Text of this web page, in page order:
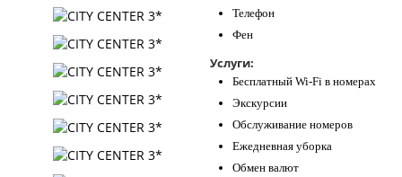
Телефон
Фен
Услуги:
Бесплатный Wi-Fi в номерах
Экскурсии
Обслуживание номеров
Ежедневная уборка
Обмен валют